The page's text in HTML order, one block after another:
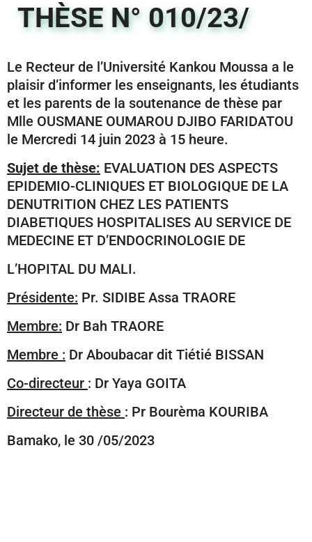
THÈSE N° 010/23/
Le Recteur de l’Université Kankou Moussa a le
plaisir d’informer les enseignants, les étudiants
et les parents de la soutenance de thèse par
Mlle OUSMANE OUMAROU DJIBO FARIDATOU
le Mercredi 14 juin 2023 à 15 heure.
Sujet de thèse: EVALUATION DES ASPECTS
EPIDEMIO-CLINIQUES ET BIOLOGIQUE DE LA
DENUTRITION CHEZ LES PATIENTS
DIABETIQUES HOSPITALISES AU SERVICE DE
MEDECINE ET D’ENDOCRINOLOGIE DE
L’HOPITAL DU MALI.
Présidente: Pr. SIDIBE Assa TRAORE
Membre: Dr Bah TRAORE
Membre : Dr Aboubacar dit Tiétié BISSAN
Co-directeur : Dr Yaya GOITA
Directeur de thèse : Pr Bourèma KOURIBA
Bamako, le 30 /05/2023